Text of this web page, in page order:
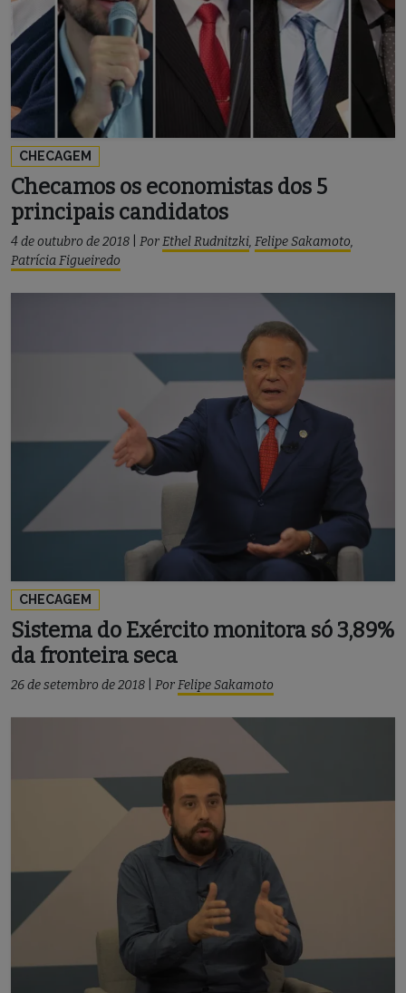
CHECAGEM
Checamos os economistas dos 5
principais candidatos
4 de outubro de 2018 PorEthel Rudnitzki, Felipe Sakamoto,
Patrícia Figueiredo
CHECAGEM
Sistema do Exército monitora só 3,89%
da fronteira seca
26 de setembro de 2018 PorFelipe Sakamoto